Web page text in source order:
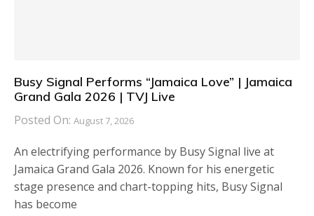
Busy Signal Performs “Jamaica Love” | Jamaica
Grand Gala 2026 | TVJ Live
Posted On: August 7, 2026
An electrifying performance by Busy Signal live at
Jamaica Grand Gala 2026. Known for his energetic
stage presence and chart-topping hits, Busy Signal
has become